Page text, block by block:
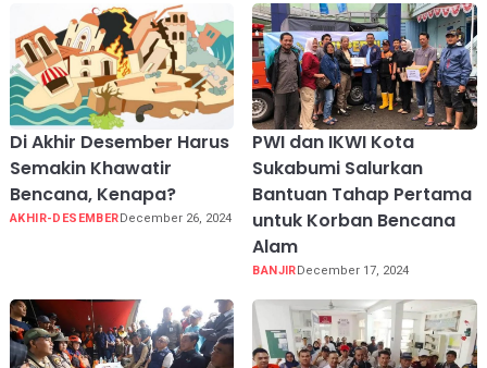
Di Akhir Desember Harus
Semakin Khawatir
Bencana, Kenapa?
AKHIR-DESEMBERDecember 26, 2024
PWI dan IKWI Kota
Sukabumi Salurkan
Bantuan Tahap Pertama
untuk Korban Bencana
Alam
BANJIRDecember 17, 2024